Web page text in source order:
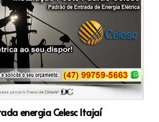
energia Celesc Itajaí